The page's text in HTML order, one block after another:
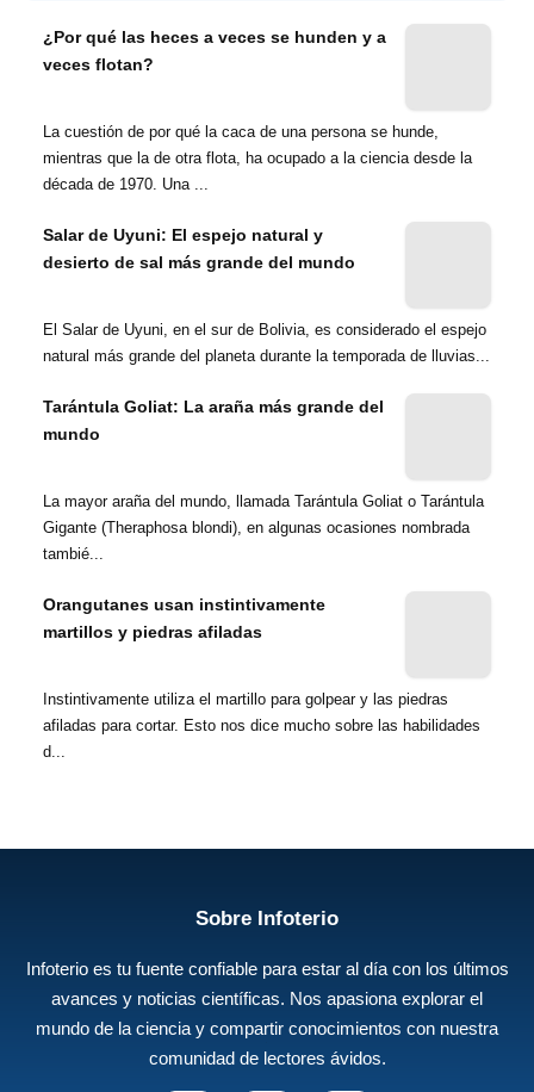
¿Por qué las heces a veces se hunden y a
veces flotan?
La cuestión de por qué la caca de una persona se hunde,
mientras que la de otra flota, ha ocupado a la ciencia desde la
década de 1970. Una ...
Salar de Uyuni: El espejo natural y
desierto de sal más grande del mundo
El Salar de Uyuni, en el sur de Bolivia, es considerado el espejo
natural más grande del planeta durante la temporada de lluvias...
Tarántula Goliat: La araña más grande del
mundo
La mayor araña del mundo, llamada Tarántula Goliat o Tarántula
Gigante (Theraphosa blondi), en algunas ocasiones nombrada
tambié...
Orangutanes usan instintivamente
martillos y piedras afiladas
Instintivamente utiliza el martillo para golpear y las piedras
afiladas para cortar. Esto nos dice mucho sobre las habilidades
d...
Sobre Infoterio
Infoterio es tu fuente confiable para estar al día con los últimos
avances y noticias científicas. Nos apasiona explorar el
mundo de la ciencia y compartir conocimientos con nuestra
comunidad de lectores ávidos.